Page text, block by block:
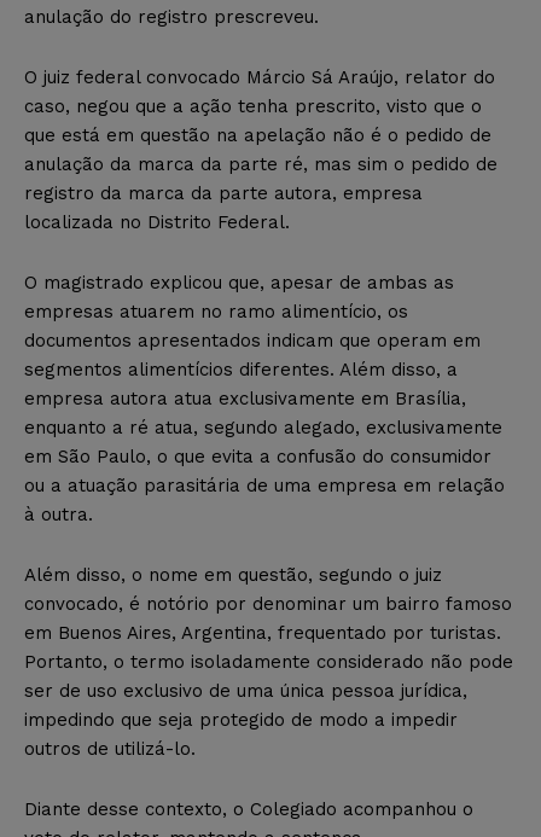
anulação do registro prescreveu.
O juiz federal convocado Márcio Sá Araújo, relator do
caso, negou que a ação tenha prescrito, visto que o
que está em questão na apelação não é o pedido de
anulação da marca da parte ré, mas sim o pedido de
registro da marca da parte autora, empresa
localizada no Distrito Federal.
O magistrado explicou que, apesar de ambas as
empresas atuarem no ramo alimentício, os
documentos apresentados indicam que operam em
segmentos alimentícios diferentes. Além disso, a
empresa autora atua exclusivamente em Brasília,
enquanto a ré atua, segundo alegado, exclusivamente
em São Paulo, o que evita a confusão do consumidor
ou a atuação parasitária de uma empresa em relação
à outra.
Além disso, o nome em questão, segundo o juiz
convocado, é notório por denominar um bairro famoso
em Buenos Aires, Argentina, frequentado por turistas.
Portanto, o termo isoladamente considerado não pode
ser de uso exclusivo de uma única pessoa jurídica,
impedindo que seja protegido de modo a impedir
outros de utilizá-lo.
Diante desse contexto, o Colegiado acompanhou o